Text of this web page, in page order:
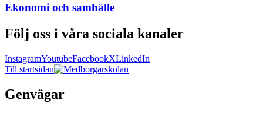
Ekonomi och samhälle
Följ oss i våra sociala kanaler
InstagramYoutubeFacebookXLinkedIn
Till startsidan
Genvägar